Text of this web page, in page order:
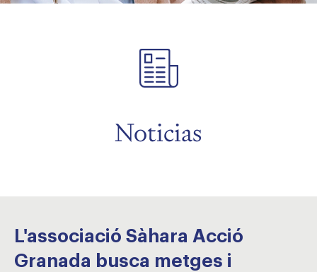
Noticias
L'associació Sàhara Acció
Granada busca metges i